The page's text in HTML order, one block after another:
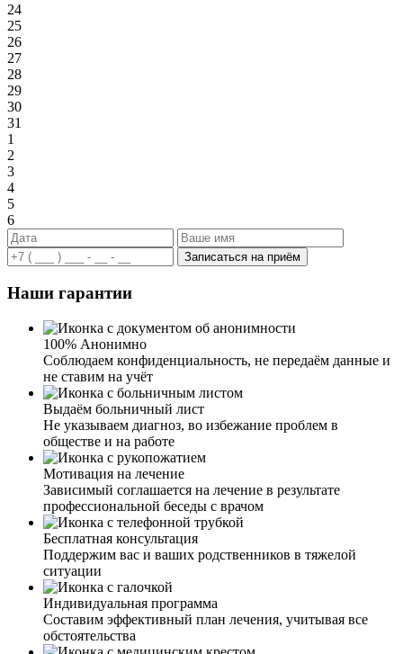
24
25
26
27
28
29
30
31
1
2
3
4
5
6
Записаться на приём
Наши гарантии
100% Анонимно
Соблюдаем конфиденциальность, не передаём данные и
не ставим на учёт
Выдаём больничный лист
Не указываем диагноз, во избежание проблем в
обществе и на работе
Мотивация на лечение
Зависимый соглашается на лечение в результате
профессиональной беседы с врачом
Бесплатная консультация
Поддержим вас и ваших родственников в тяжелой
ситуации
Индивидуальная программа
Составим эффективный план лечения, учитывая все
обстоятельства